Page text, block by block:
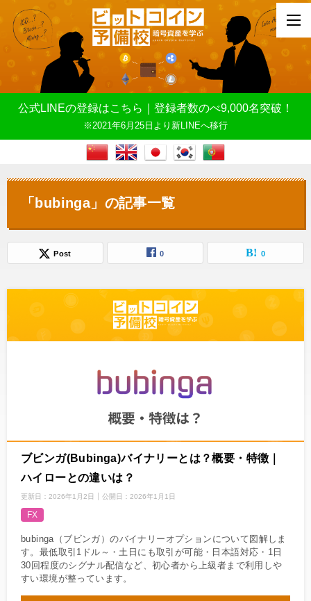
公式LINEの登録はこちら｜登録者数のべ9,000名突破！
※2021年6月25日より新LINEへ移行
「bubinga」の記事一覧
Post 0 0
ブビンガ(Bubinga)バイナリーとは？概要・特徴｜
ハイローとの違いは？
更新日： 2026年1月2日 公開日： 2026年1月1日
FX
bubinga（ブビンガ）のバイナリーオプションについて図解しま
す。最低取引1ドル～・土日にも取引が可能・日本語対応・1日
30回程度のシグナル配信など、初心者から上級者まで利用しや
すい環境が整っています。